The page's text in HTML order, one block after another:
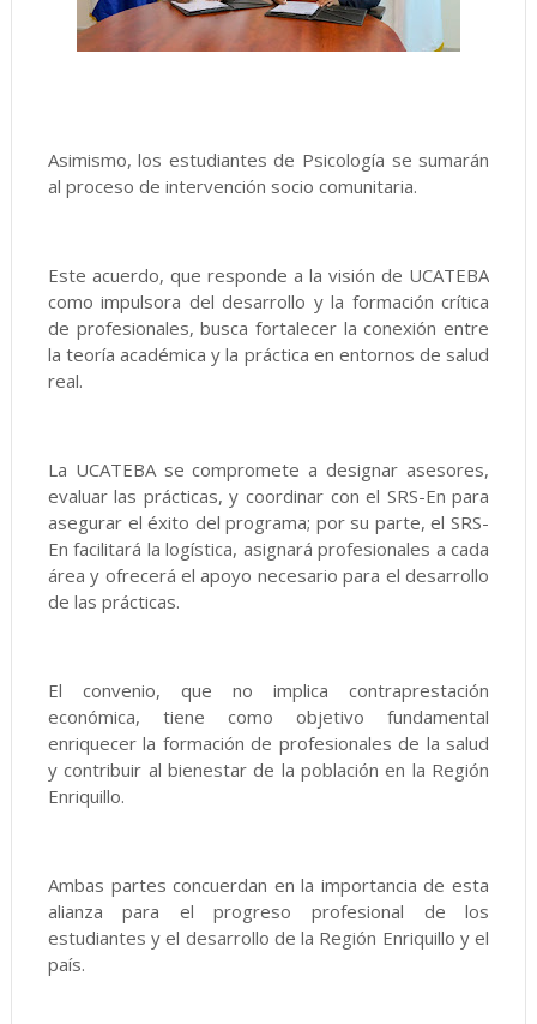
Asimismo, los estudiantes de Psicología se sumarán
al proceso de intervención socio comunitaria.
Este acuerdo, que responde a la visión de UCATEBA
como impulsora del desarrollo y la formación crítica
de profesionales, busca fortalecer la conexión entre
la teoría académica y la práctica en entornos de salud
real.
La UCATEBA se compromete a designar asesores,
evaluar las prácticas, y coordinar con el SRS-En para
asegurar el éxito del programa; por su parte, el SRS-
En facilitará la logística, asignará profesionales a cada
área y ofrecerá el apoyo necesario para el desarrollo
de las prácticas.
El convenio, que no implica contraprestación
económica, tiene como objetivo fundamental
enriquecer la formación de profesionales de la salud
y contribuir al bienestar de la población en la Región
Enriquillo.
Ambas partes concuerdan en la importancia de esta
alianza para el progreso profesional de los
estudiantes y el desarrollo de la Región Enriquillo y el
país.